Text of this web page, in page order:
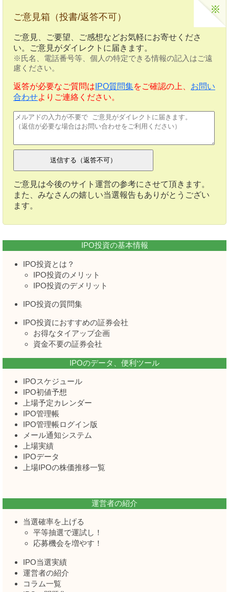
ご意見箱（投書/返答不可）
ご意見、ご要望、ご感想などお気軽にお寄せくださ
い。ご意見がダイレクトに届きます。
※氏名、電話番号等、個人の特定できる情報の記入はご遠
慮ください。
返答が必要なご質問は IPO質問集をご確認の上、 お問い
合わせよりご連絡ください。
ご意見は今後のサイト運営の参考にさせて頂きます。
また、みなさんの嬉しい当選報告もありがとうござい
ます。
IPO投資の基本情報
IPO投資とは？
IPO投資のメリット
IPO投資のデメリット
IPO投資の質問集
IPO投資におすすめの証券会社
お得なタイアップ企画
資金不要の証券会社
IPOのデータ、便利ツール
IPOスケジュール
IPO初値予想
上場予定カレンダー
IPO管理帳
IPO管理帳ログイン版
メール通知システム
上場実績
IPOデータ
上場IPOの株価推移一覧
運営者の紹介
当選確率を上げる
平等抽選で運試し！
応募機会を増やす！
IPO当選実績
運営者の紹介
コラム一覧